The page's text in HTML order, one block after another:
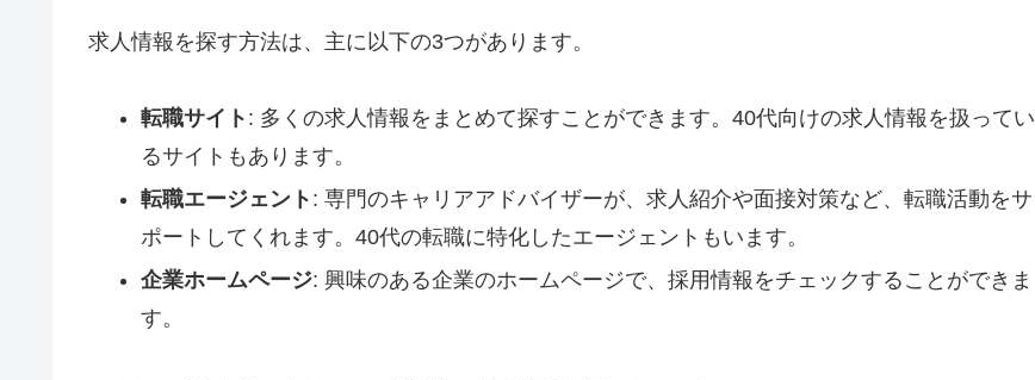
求人情報を探す方法は、主に以下の3つがあります。
転職サイト : 多くの求人情報をまとめて探すことができます。40代向けの求人情報を扱ってい
るサイトもあります。
転職エージェント : 専門のキャリアアドバイザーが、求人紹介や面接対策など、転職活動をサ
ポートしてくれます。40代の転職に特化したエージェントもいます。
企業ホームページ: 興味のある企業のホームページで、採用情報をチェックすることができま
す。